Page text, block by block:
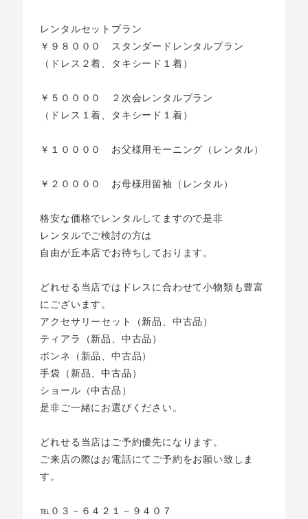
レンタルセットプラン
￥９８０００ スタンダードレンタルプラン
（ドレス２着、タキシード１着）
￥５００００ ２次会レンタルプラン
（ドレス１着、タキシード１着）
￥１００００ お父様用モーニング（レンタル）
￥２００００ お母様用留袖（レンタル）
格安な価格でレンタルしてますので是非
レンタルでご検討の方は
自由が丘本店でお待ちしております。
どれせる当店ではドレスに合わせて小物類も豊富
にございます。
アクセサリーセット（新品、中古品）
ティアラ（新品、中古品）
ボンネ（新品、中古品）
手袋（新品、中古品）
ショール（中古品）
是非ご一緒にお選びください。
どれせる当店はご予約優先になります。
ご来店の際はお電話にてご予約をお願い致しま
す。
℡０３－６４２１－９４０７